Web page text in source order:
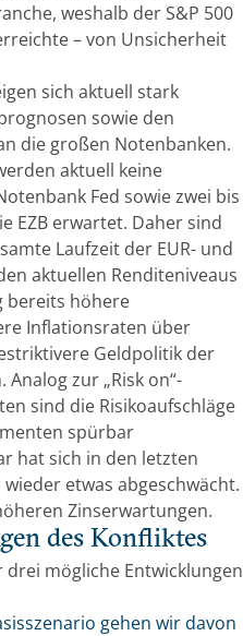
weshalb der S&P 500
– von Unsicherheit
sich aktuell stark
sowie den
die großen Notenbanken.
aktuell keine
Fed sowie zwei bis
EZB erwartet. Daher sind
Laufzeit der EUR- und
aktuellen Renditeniveaus
bereits höhere
Inflationsraten über
Geldpolitik der
zur „Risk on“-
sind die Risikoaufschläge
spürbar
hat sich in den letzten
etwas abgeschwächt.
Zinserwartungen.
des Konfliktes
mögliche Entwicklungen
gehen wir davon